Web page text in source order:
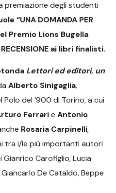
premiazione degli studenti
“UNA DOMANDA PER
Premio Lions Bugella
ai libri finalisti.
Lettori ed editori, un
Alberto Sinigaglia,
del ‘900 di Torino, a cui
Ferrarie Antonio
Rosaria Carpinelli,
tra i/le più importanti autori
Carofiglio, Lucia
De Cataldo, Beppe